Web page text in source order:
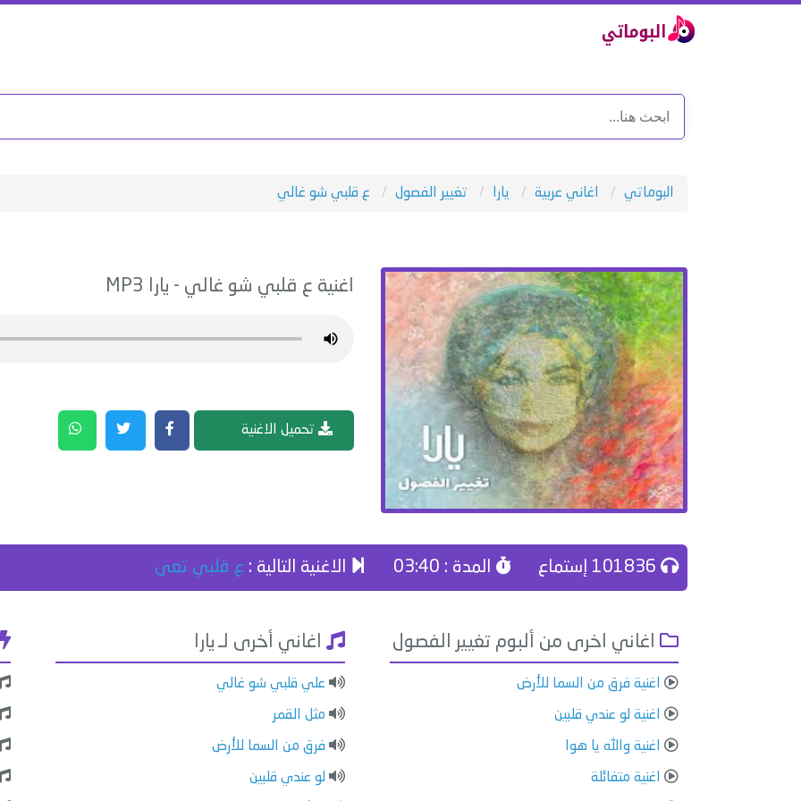
البوماتي اغاني عربية يارا تغيير الفصول ع قلبي شو غالي
اغنية ع قلبي شو غالي - يارا
تحميل الاغنية
المدة : 03:40 الاغنية التالية : ع قلبي تعى
اغاني اخرى من ألبوم تغيير الفصول
اغنية فرق من السما للأرض
اغنية لو عندي قلبين
اغنية والله يا هوا
اغنية متفائلة
اغاني أخرى لـ يارا
علي قلبي شو غالي
مثل القمر
فرق من السما للأرض
لو عندي قلبين